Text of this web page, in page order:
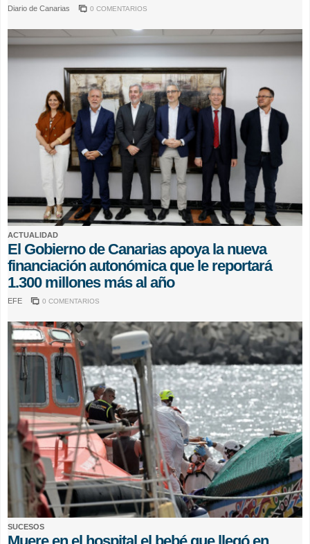
Diario de Canarias 0 COMENTARIOS
ACTUALIDAD
El Gobierno de Canarias apoya la nueva
financiación autonómica que le reportará
1.300 millones más al año
EFE 0 COMENTARIOS
SUCESOS